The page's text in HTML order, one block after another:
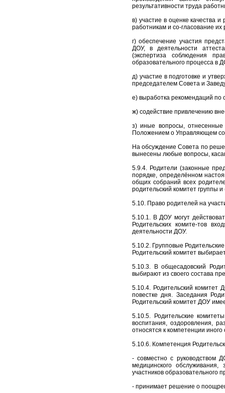
результативности труда
в) участие в оценке качества
работникам и со-гласование
г) обеспечение участия
ДОУ, в деятельности
(экспертиза соблюдения
образовательного процесса в
д) участие в подготовке и
председателем Совета и
е) выработка рекомендаций по
ж) содействие привлечению
з) иные вопросы, отнесенные
Положением о Управляющем
На обсуждение Совета по
вынесены любые вопросы,
5.9.4. Родители (законные
порядке, определённом
общих собраний всех
родительский комитет группы
5.10. Право родителей на
5.10.1. В ДОУ могут
Родительских комите-тов
деятельности ДОУ.
5.10.2. Групповые
Родительский комитет
5.10.3. В общесадовский
выбирают из своего состава
5.10.4. Родительский
повестке дня. Заседания
Родительский комитет ДОУ
5.10.5. Родительские
воспитания, оздоровления,
относятся к компетенции
5.10.6. Компетенция
- совместно с руководством
медицинского
участников образовательного
- принимает решение о